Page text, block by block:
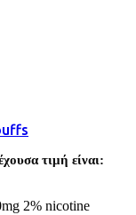
τιμή είναι:
2% nicotine